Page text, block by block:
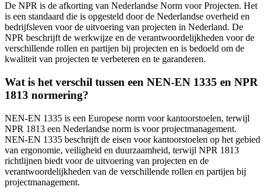
De NPR is de afkorting van Nederlandse Norm voor Projecten. Het
is een standaard die is opgesteld door de Nederlandse overheid en
bedrijfsleven voor de uitvoering van projecten in Nederland. De
NPR beschrijft de werkwijze en de verantwoordelijkheden voor de
verschillende rollen en partijen bij projecten en is bedoeld om de
kwaliteit van projecten te verbeteren en te garanderen.
Wat is het verschil tussen een NEN-EN 1335 en NPR
1813 normering?
NEN-EN 1335 is een Europese norm voor kantoorstoelen, terwijl
NPR 1813 een Nederlandse norm is voor projectmanagement.
NEN-EN 1335 beschrijft de eisen voor kantoorstoelen op het gebied
van ergonomie, veiligheid en duurzaamheid, terwijl NPR 1813
richtlijnen biedt voor de uitvoering van projecten en de
verantwoordelijkheden van de verschillende rollen en partijen bij
projectmanagement.